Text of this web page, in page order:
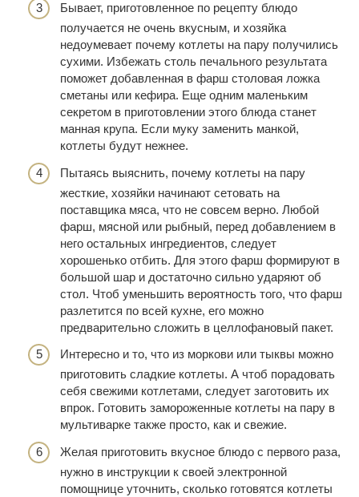
Бывает, приготовленное по рецепту блюдо
получается не очень вкусным, и хозяйка
недоумевает почему котлеты на пару получились
сухими. Избежать столь печального результата
поможет добавленная в фарш столовая ложка
сметаны или кефира. Еще одним маленьким
секретом в приготовлении этого блюда станет
манная крупа. Если муку заменить манкой,
котлеты будут нежнее.
Пытаясь выяснить, почему котлеты на пару
жесткие, хозяйки начинают сетовать на
поставщика мяса, что не совсем верно. Любой
фарш, мясной или рыбный, перед добавлением в
него остальных ингредиентов, следует
хорошенько отбить. Для этого фарш формируют в
большой шар и достаточно сильно ударяют об
стол. Чтоб уменьшить вероятность того, что фарш
разлетится по всей кухне, его можно
предварительно сложить в целлофановый пакет.
Интересно и то, что из моркови или тыквы можно
приготовить сладкие котлеты. А чтоб порадовать
себя свежими котлетами, следует заготовить их
впрок. Готовить замороженные котлеты на пару в
мультиварке также просто, как и свежие.
Желая приготовить вкусное блюдо с первого раза,
нужно в инструкции к своей электронной
помощнице уточнить, сколько готовятся котлеты